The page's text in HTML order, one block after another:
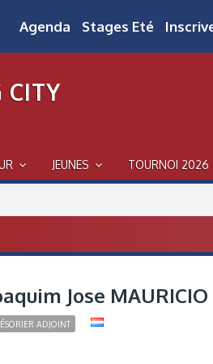
Agenda Stages Eté
CITY
JEUNES TOURNOI 2026
Jose MAURICIO
ADJOINT